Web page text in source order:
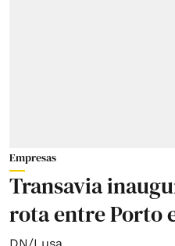
Empresas
Transavia
rota entre Porto
DN/Lusa